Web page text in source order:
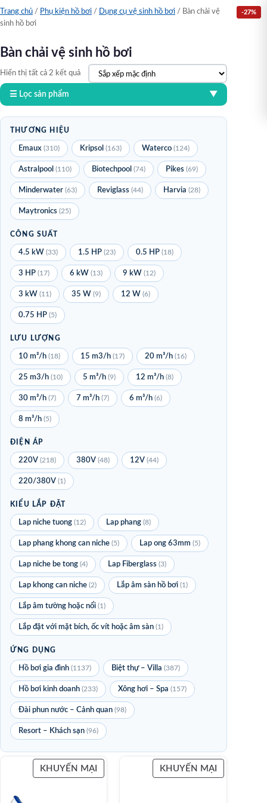
Trang chủ / Phụ kiện hồ bơi / Dụng cụ vệ sinh hồ bơi / Bàn chải vệ
sinh hồ bơi
Bàn chải vệ sinh hồ bơi
Hiển thị tất cả 2 kết quả
☰ Lọc sản phẩm ▼
THƯƠNG HIỆU
Emaux (310) Kripsol (163) Waterco (124)
Astralpool (110) Biotechpool (74) Pikes (69)
Minderwater (63) Reviglass (44) Harvia (28)
Maytronics (25)
CÔNG SUẤT
4.5 kW (33) 1.5 HP (23) 0.5 HP (18)
3 HP (17) 6 kW (13) 9 kW (12)
3 kW (11) 35 W (9) 12 W (6)
0.75 HP (5)
LƯU LƯỢNG
10 m³/h (18) 15 m3/h (17) 20 m³/h (16)
25 m3/h (10) 5 m³/h (9) 12 m³/h (8)
30 m³/h (7) 7 m³/h (7) 6 m³/h (6)
8 m³/h (5)
ĐIỆN ÁP
220V (218) 380V (48) 12V (44)
220/380V (1)
KIỂU LẮP ĐẶT
Lap niche tuong (12) Lap phang (8)
Lap phang khong can niche (5) Lap ong 63mm (5)
Lap niche be tong (4) Lap Fiberglass (3)
Lap khong can niche (2) Lắp âm sàn hồ bơi (1)
Lắp âm tường hoặc nổi (1)
Lắp đặt với mặt bích, ốc vít hoặc âm sàn (1)
ỨNG DỤNG
Hồ bơi gia đình (1137) Biệt thự – Villa (387)
Hồ bơi kinh doanh (233) Xông hơi – Spa (157)
Đài phun nước – Cảnh quan (98)
Resort – Khách sạn (96)
KHUYẾN MẠI
-14%
KHUYẾN MẠI
-27%